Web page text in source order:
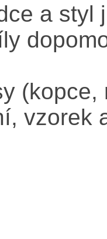
a styl
vzorek